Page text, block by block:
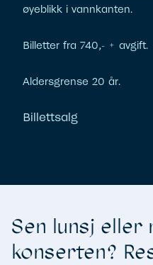
øyeblikk i vannkanten.
Billetter fra 740,- + avgift.
Aldersgrense 20 år.
Billettsalg
Sen lunsj eller
konserten?